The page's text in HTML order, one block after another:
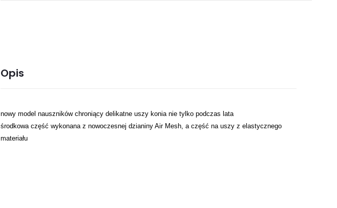
Opis
nowy model nauszników chroniący delikatne uszy konia nie tylko podczas lata
środkowa część wykonana z nowoczesnej dzianiny Air Mesh, a część na uszy z elastycznego
materiału